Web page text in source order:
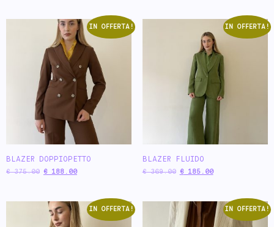
IN OFFERTA!
BLAZER DOPPIOPETTO
€375.00 € 188.00
IN OFFERTA!
BLAZER FLUIDO
€369.00 €185.00
IN OFFERTA! IN OFFERTA!